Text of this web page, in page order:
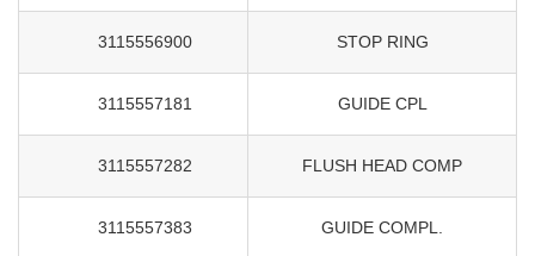
3115556900 STOP RING
3115557181 GUIDE CPL
3115557282 FLUSH HEAD COMP
3115557383 GUIDE COMPL.